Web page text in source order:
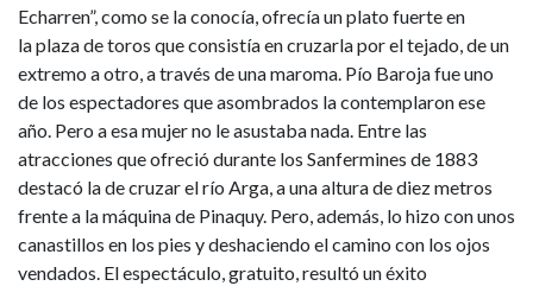
Echarren”, como se la conocía, ofrecía un plato fuerte en
la plaza de toros que consistía en cruzarla por el tejado, de un
extremo a otro, a través de una maroma. Pío Baroja fue uno
de los espectadores que asombrados la contemplaron ese
año. Pero a esa mujer no le asustaba nada. Entre las
atracciones que ofreció durante los Sanfermines de 1883
destacó la de cruzar el río Arga, a una altura de diez metros
frente a la máquina de Pinaquy. Pero, además, lo hizo con unos
canastillos en los pies y deshaciendo el camino con los ojos
vendados. El espectáculo, gratuito, resultó un éxito